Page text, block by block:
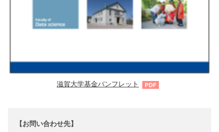
滋賀大学基金パンフレット
【お問い合わせ先】